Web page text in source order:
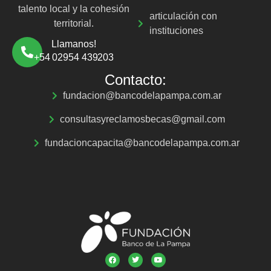
talento local y la cohesión
territorial.
Llamanos!
+54 02954 439203
articulación con
instituciones
Contacto:
fundacion@bancodelapampa.com.ar
consultasyreclamosbecas@gmail.com
fundacioncapacita@bancodelapampa.com.ar